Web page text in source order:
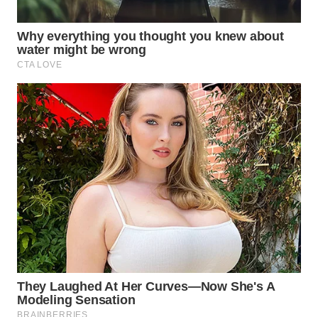
WN
SUBANG
WN
SUKABUMI
WN
PURWAKARTA
WN
PRIANGAN
TIMUR
WN
SEMARANG
WN
SOLO